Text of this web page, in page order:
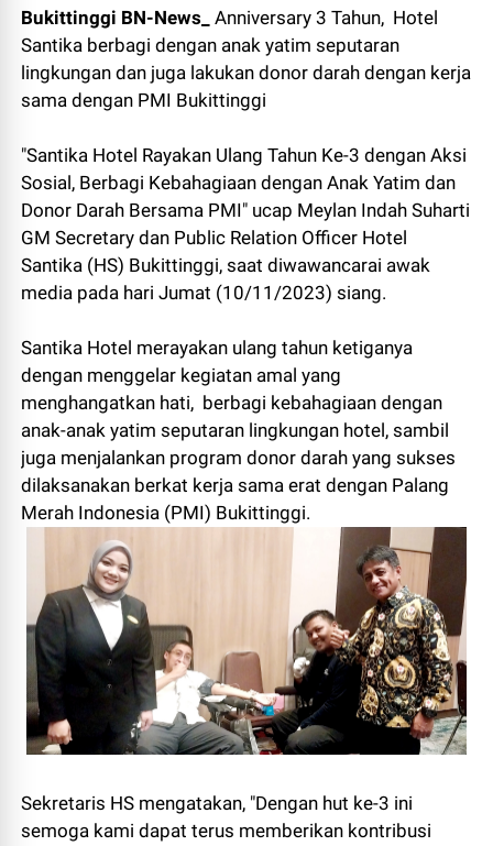
Bukittinggi BN-News_Anniversary 3 Tahun, Hotel
Santika berbagi dengan anak yatim seputaran
lingkungan dan juga lakukan donor darah dengan kerja
sama dengan PMI Bukittinggi
"Santika Hotel Rayakan Ulang Tahun Ke-3 dengan Aksi
Sosial, Berbagi Kebahagiaan dengan Anak Yatim dan
Donor Darah Bersama PMI" ucap Meylan Indah Suharti
GM Secretary dan Public Relation Officer Hotel
Santika (HS) Bukittinggi, saat diwawancarai awak
media pada hari Jumat (10/11/2023) siang.
Santika Hotel merayakan ulang tahun ketiganya
dengan menggelar kegiatan amal yang
menghangatkan hati, berbagi kebahagiaan dengan
anak-anak yatim seputaran lingkungan hotel, sambil
juga menjalankan program donor darah yang sukses
dilaksanakan berkat kerja sama erat dengan Palang
Merah Indonesia (PMI) Bukittinggi.
Sekretaris HS mengatakan, "Dengan hut ke-3 ini
semoga kami dapat terus memberikan kontribusi